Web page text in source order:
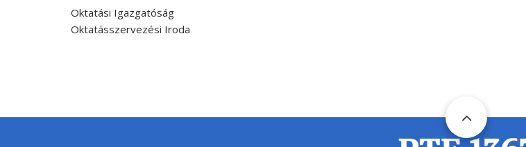
Oktatási Igazgatóság
Oktatásszervezési Iroda